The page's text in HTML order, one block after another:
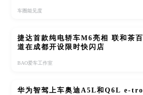
车圈能见度
捷达首款纯电轿车M6亮相 联和茶百
道在成都开设限时快闪店
BAO爱车工作室
华为智驾上车奥迪A5L和Q6L e-tro